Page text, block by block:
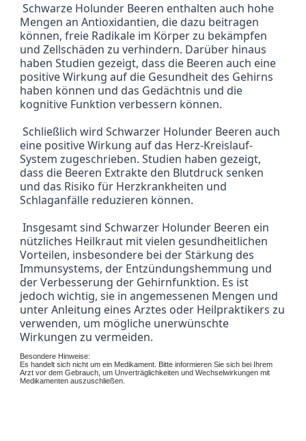
Schwarze Holunder Beeren enthalten auch hohe
Mengen an Antioxidantien, die dazu beitragen
können, freie Radikale im Körper zu bekämpfen
und Zellschäden zu verhindern. Darüber hinaus
haben Studien gezeigt, dass die Beeren auch eine
positive Wirkung auf die Gesundheit des Gehirns
haben können und das Gedächtnis und die
kognitive Funktion verbessern können.
Schließlich wird Schwarzer Holunder Beeren auch
eine positive Wirkung auf das Herz-Kreislauf-
System zugeschrieben. Studien haben gezeigt,
dass die Beeren Extrakte den Blutdruck senken
und das Risiko für Herzkrankheiten und
Schlaganfälle reduzieren können.
Insgesamt sind Schwarzer Holunder Beeren ein
nützliches Heilkraut mit vielen gesundheitlichen
Vorteilen, insbesondere bei der Stärkung des
Immunsystems, der Entzündungshemmung und
der Verbesserung der Gehirnfunktion. Es ist
jedoch wichtig, sie in angemessenen Mengen und
unter Anleitung eines Arztes oder Heilpraktikers zu
verwenden, um mögliche unerwünschte
Wirkungen zu vermeiden.
Besondere Hinweise:
Es handelt sich nicht um ein Medikament. Bitte informieren Sie sich bei Ihrem
Arzt vor dem Gebrauch, um Unverträglichkeiten und Wechselwirkungen mit
Medikamenten auszuschließen.